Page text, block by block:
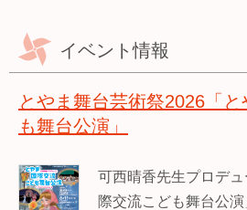
イベント情報
とやま舞台芸術祭2026「
も舞台公演」
可西晴香先生プロデ
際交流こども舞台公演